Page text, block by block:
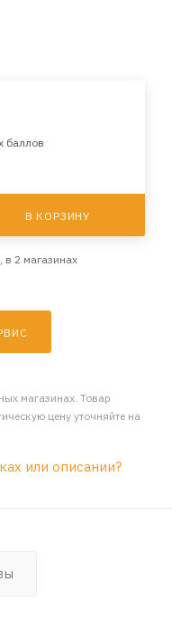
баллов
В КОРЗИНУ
в 2 магазинах
магазинах. Товар
цену уточняйте на
или описании?